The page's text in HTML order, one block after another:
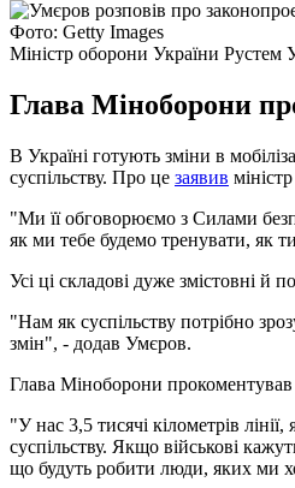
Фото: Getty Images
Міністр оборони України Рустем
Глава Міноборони
В Україні готують зміни в
суспільству. Про це заявив
"Ми її обговорюємо з Силами
як ми тебе будемо тренувати, як
Усі ці складові дуже змістовні й
"Нам як суспільству потрібно
змін", - додав Умєров.
Глава Міноборони прокоментував
"У нас 3,5 тисячі кілометрів
суспільству. Якщо військові
що будуть робити люди, яких ми